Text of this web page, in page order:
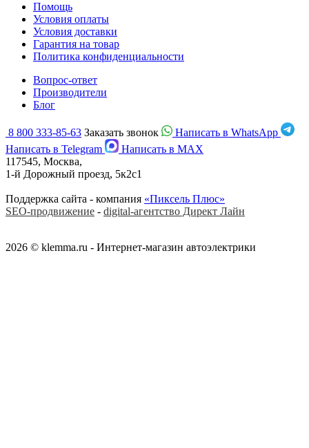
Помощь
Условия оплаты
Условия доставки
Гарантия на товар
Политика конфиденциальности
Вопрос-ответ
Производители
Блог
8 800 333-85-63 Заказать звонок
Написать в WhatsApp
Написать в Telegram
Написать в MAX
117545, Москва,
1-й Дорожный проезд, 5к2с1
Поддержка сайта - компания «Пиксель Плюс»
SEO-продвижение - digital-агентство Директ Лайн
2026 © klemma.ru - Интернет-магазин автоэлектрики